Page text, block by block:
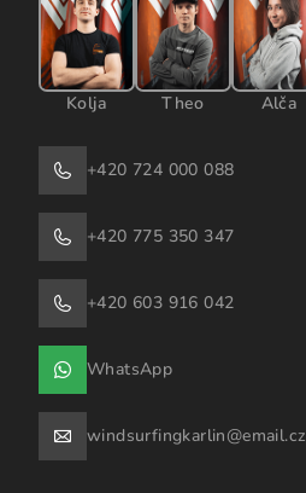
Kolja Theo Alča
+420 724 000 088
+420 775 350 347
+420 603 916 042
WhatsApp
windsurfingkarlin@email.cz